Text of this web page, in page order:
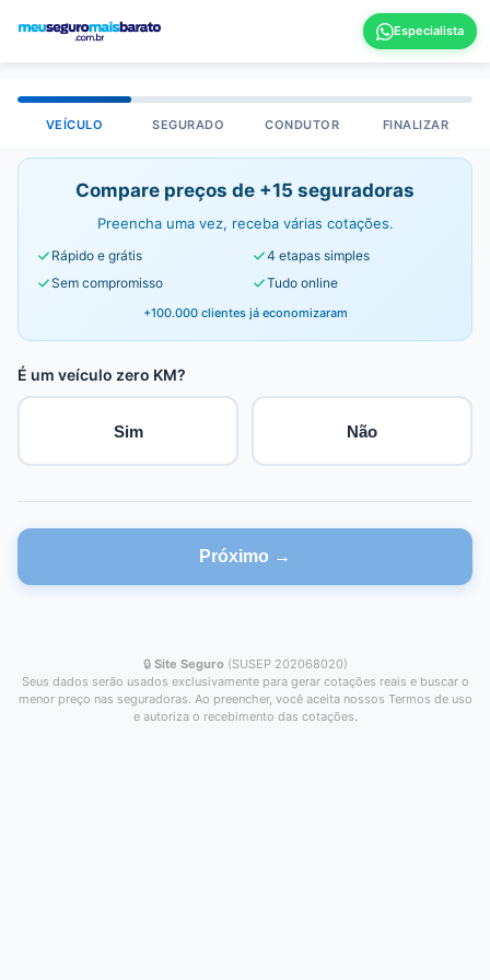
VEÍCULO SEGURADO CONDUTOR FINALIZAR
Compare preços de +15 seguradoras
Preencha uma vez, receba várias cotações.
Rápido e grátis
4 etapas simples
Sem compromisso
Tudo online
+100.000 clientes já economizaram
É um veículo zero KM?
Sim Não
Próximo →
🔒 Site Seguro (SUSEP 202068020)
Seus dados serão usados exclusivamente para gerar cotações reais e buscar o
menor preço nas seguradoras. Ao preencher, você aceita nossos Termos de uso
e autoriza o recebimento das cotações.